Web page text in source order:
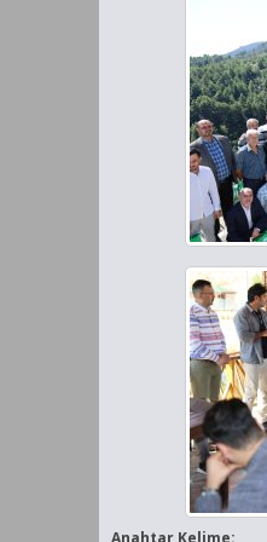
Anahtar Kelime: